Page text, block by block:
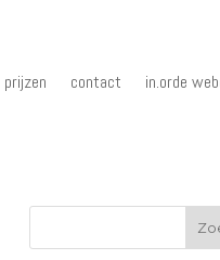
prijzen contact in.orde